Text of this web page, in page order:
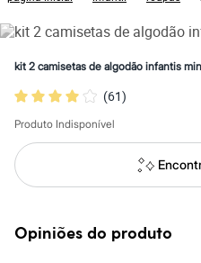
Infantil
Calçados
Mindse7
Até 20% off
Até 40% off
Até 60% off
A partir de 60% off
Em alta
Inverno
Alfaiataria
Blusas e Camisetas
kit 2 camisetas de algodão infantis
(61)
Produto Indisponível
Opiniões do produto